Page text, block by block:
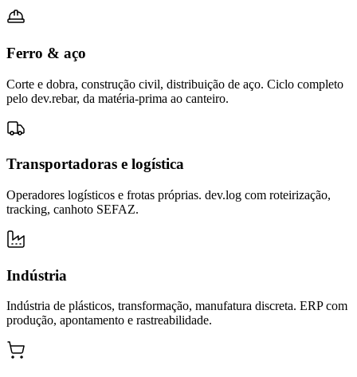
Ferro & aço
Corte e dobra, construção civil, distribuição de aço. Ciclo completo
pelo dev.rebar, da matéria-prima ao canteiro.
Transportadoras e logística
Operadores logísticos e frotas próprias. dev.log com roteirização,
tracking, canhoto SEFAZ.
Indústria
Indústria de plásticos, transformação, manufatura discreta. ERP com
produção, apontamento e rastreabilidade.